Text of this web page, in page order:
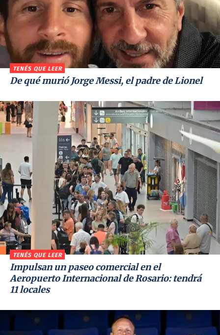
TENÉS QUE LEER
De qué murió Jorge Messi, el padre de Lionel
TENÉS QUE LEER
Impulsan un paseo comercial en el
Aeropuerto Internacional de Rosario: tendrá
11 locales